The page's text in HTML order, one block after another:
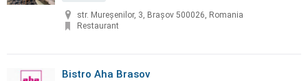
str. Mureșenilor, 3, Brașov 500026, Romania
Restaurant
Bistro Aha Brasov